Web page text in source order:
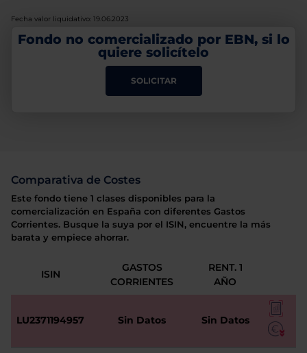
Fecha valor liquidativo: 19.06.2023
Fondo no comercializado por EBN, si lo
quiere solicítelo
SOLICITAR
Comparativa de Costes
Este fondo tiene 1 clases disponibles para la
comercialización en España con diferentes Gastos
Corrientes. Busque la suya por el ISIN, encuentre la más
barata y empiece ahorrar.
ISIN
GASTOS
CORRIENTES
RENT. 1
AÑO
LU2371194957 Sin Datos Sin Datos